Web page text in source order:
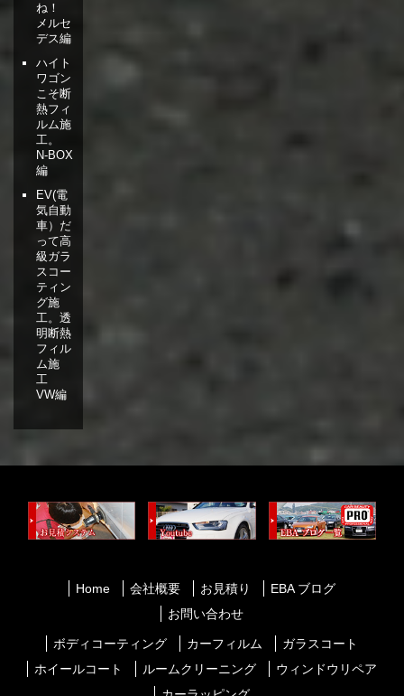
ね！
メルセ
デス編
ハイト
ワゴン
こそ断
熱フィ
ルム施
工。
N-BOX
編
EV(電
気自動
車）だ
って高
級ガラ
スコー
ティン
グ施
工。透
明断熱
フィル
ム施
工
VW編
Home 会社概要 お見積り
EBA ブログ
お問い合わせ
ボディコーティング カーフィルム
ガラスコート
ホイールコート
ルームクリーニング
ウィンドウリペア